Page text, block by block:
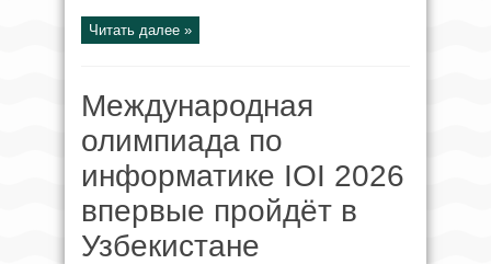
Читать далее »
Международная
олимпиада по
информатике IOI 2026
впервые пройдёт в
Узбекистане